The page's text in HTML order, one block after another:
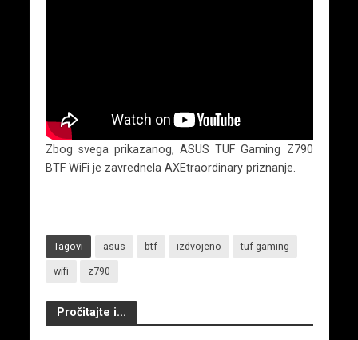
Zbog svega prikazanog, ASUS TUF Gaming Z790
BTF WiFi je zavrednela AXEtraordinary priznanje.
Tagovi asus btf izdvojeno tuf gaming
wifi z790
Pročitajte i...